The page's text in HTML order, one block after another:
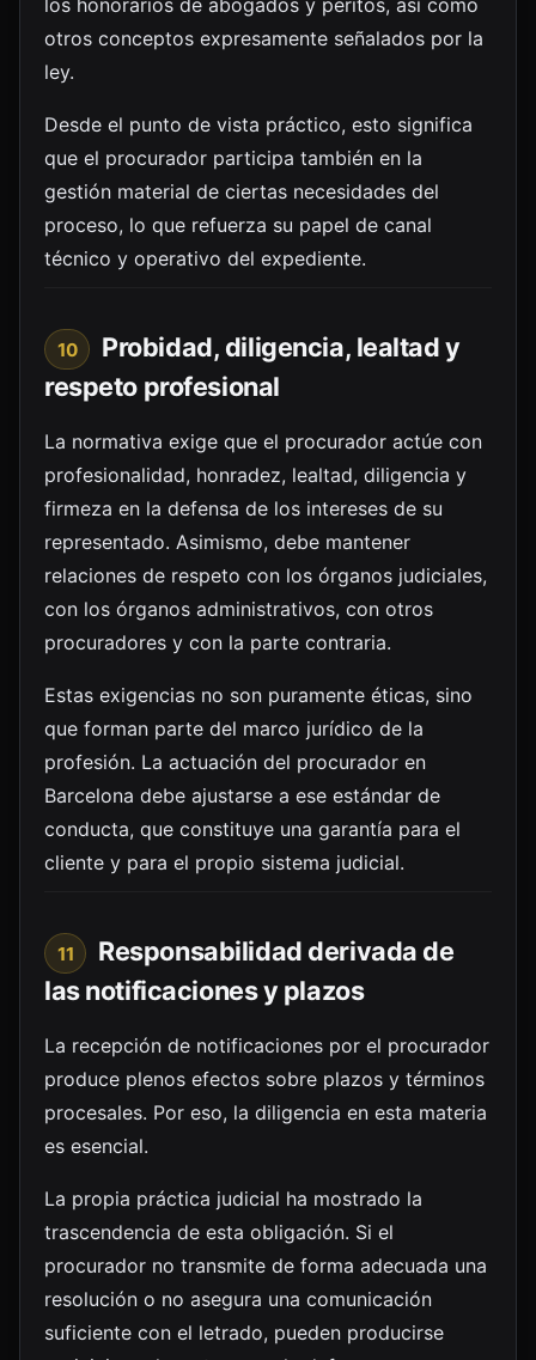
los honorarios de abogados y peritos, así como
otros conceptos expresamente señalados por la
ley.
Desde el punto de vista práctico, esto significa
que el procurador participa también en la
gestión material de ciertas necesidades del
proceso, lo que refuerza su papel de canal
técnico y operativo del expediente.
10
Probidad, diligencia, lealtad y
respeto profesional
La normativa exige que el procurador actúe con
profesionalidad, honradez, lealtad, diligencia y
firmeza en la defensa de los intereses de su
representado. Asimismo, debe mantener
relaciones de respeto con los órganos judiciales,
con los órganos administrativos, con otros
procuradores y con la parte contraria.
Estas exigencias no son puramente éticas, sino
que forman parte del marco jurídico de la
profesión. La actuación del procurador en
Barcelona debe ajustarse a ese estándar de
conducta, que constituye una garantía para el
cliente y para el propio sistema judicial.
11
Responsabilidad derivada de
las notificaciones y plazos
La recepción de notificaciones por el procurador
produce plenos efectos sobre plazos y términos
procesales. Por eso, la diligencia en esta materia
es esencial.
La propia práctica judicial ha mostrado la
trascendencia de esta obligación. Si el
procurador no transmite de forma adecuada una
resolución o no asegura una comunicación
suficiente con el letrado, pueden producirse